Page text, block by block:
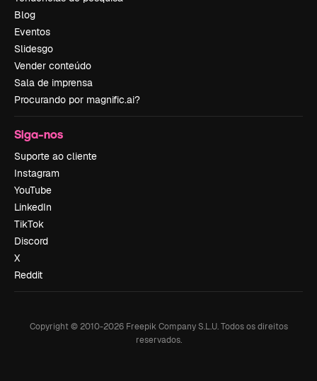
Blog
Eventos
Slidesgo
Vender conteúdo
Sala de imprensa
Procurando por magnific.ai?
Siga-nos
Suporte ao cliente
Instagram
YouTube
LinkedIn
TikTok
Discord
X
Reddit
Copyright © 2010-2026Freepik Company S.L.U. Todos os direitos
reservados.